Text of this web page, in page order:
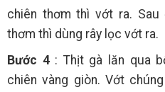
chiên thơm thì vớt ra.
thơm thì dùng rây lọc vớt ra.
Bước 4: Thịt gà lăn qua
chiên vàng giòn. Vớt